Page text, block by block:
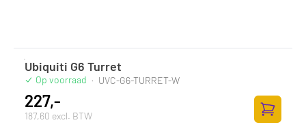
Ubiquiti G6 Turret
Op voorraad · UVC-G6-TURRET-W
227,-
187,60 excl. BTW